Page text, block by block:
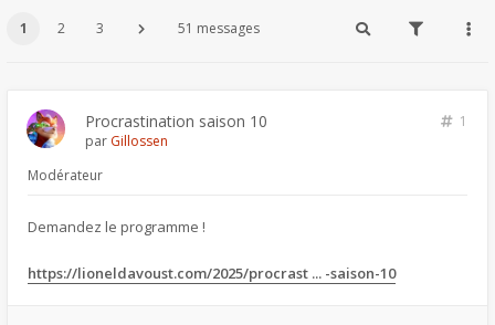
1 2 3 51 messages
Procrastination saison 10
1
par Gillossen
Modérateur
Demandez le programme !
https://lioneldavoust.com/2025/procrast ... -saison-10